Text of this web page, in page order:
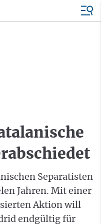
Separatisten
Jahren. Mit einer
Aktion will
endgültig für